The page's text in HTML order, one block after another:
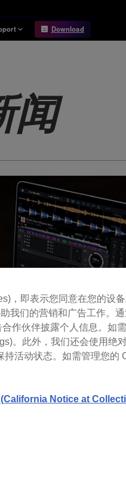
Notes
Requirements
Download
闻
，即表示您同意在您的设
我们的营销和广告工作。
作伙伴披露个人信息。如
。此外，我们还会使用绝
活动状态。如需管理您的
(California Notice at